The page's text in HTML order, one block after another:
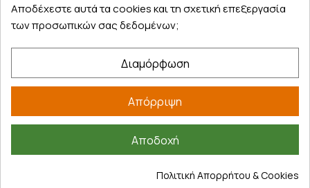
Λογαριασμός
Τα αγαπημένα μου
Τρόποι παραγγελίας
Έξοδα αποστολής
Επιστροφές προϊοντων
Εξέλιξη παραγγελίας
Πληροφορίες
Αποδέχεστε αυτά τα cookies και τη σχετική επεξεργασία
των προσωπικών σας δεδομένων;
Διαμόρφωση
Απόρριψη
Αποδοχή
Πολιτική Απορρήτου & Cookies